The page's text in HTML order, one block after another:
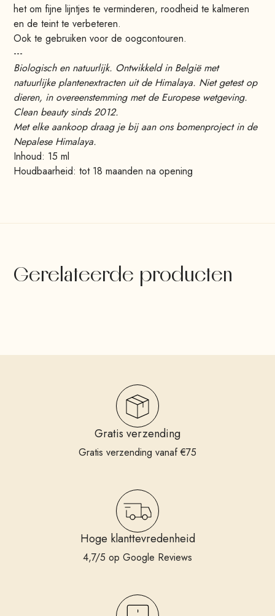
het om fijne lijntjes te verminderen, roodheid te kalmeren
en de teint te verbeteren.
Ook te gebruiken voor de oogcontouren.
---
Biologisch en natuurlijk. Ontwikkeld in België met
natuurlijke plantenextracten uit de Himalaya. Niet getest op
dieren, in overeenstemming met de Europese wetgeving.
Clean beauty sinds 2012.
Met elke aankoop draag je bij aan ons bomenproject in de
Nepalese Himalaya.
Inhoud: 15 ml
Houdbaarheid: tot 18 maanden na opening
Gerelateerde producten
Gratis verzending
Gratis verzending vanaf €75
Hoge klanttevredenheid
4,7/5 op Google Reviews